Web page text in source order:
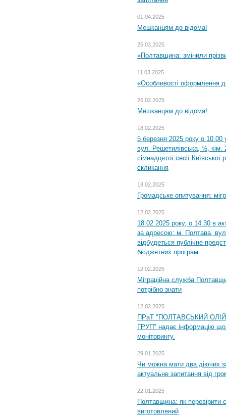
01.04.2025
Мешканцям до відома!
25.03.2025
«Полтавщина: змінили
11.03.2025
«Особливості оформлення
26.02.2025
Мешканцям до відома!
18.02.2025
5 березня 2025 року о 10.00
вул. Решетилівська, ½, кім.
сімнадцятої сесії
скликання
18.02.2025
Громадське опитування:
12.02.2025
18.02.2025 року, о 14.30 в
за адресою: м. Полтава,
відбудеться публічне
бюджетних програм
12.02.2025
Міграційна служба
потрібно знати
12.02.2025
ПРаТ "ПОЛТАВСЬКИЙ
ГРУП" надає інформацію
моніторингу.
29.01.2025
Чи можна мати два діючих
актуальне запитання від
22.01.2025
Полтавщина: як перевірити
виготовлений